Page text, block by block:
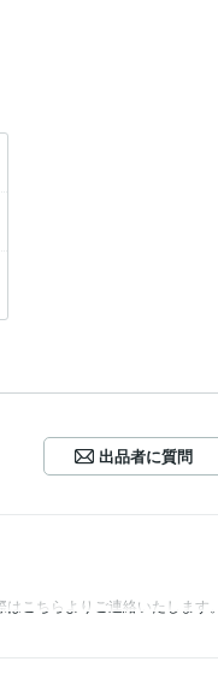
出品者に質問
こちらよりご連絡いたします。